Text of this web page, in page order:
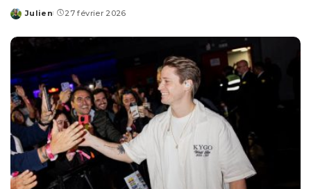
Posted
Julien 27 février 2026